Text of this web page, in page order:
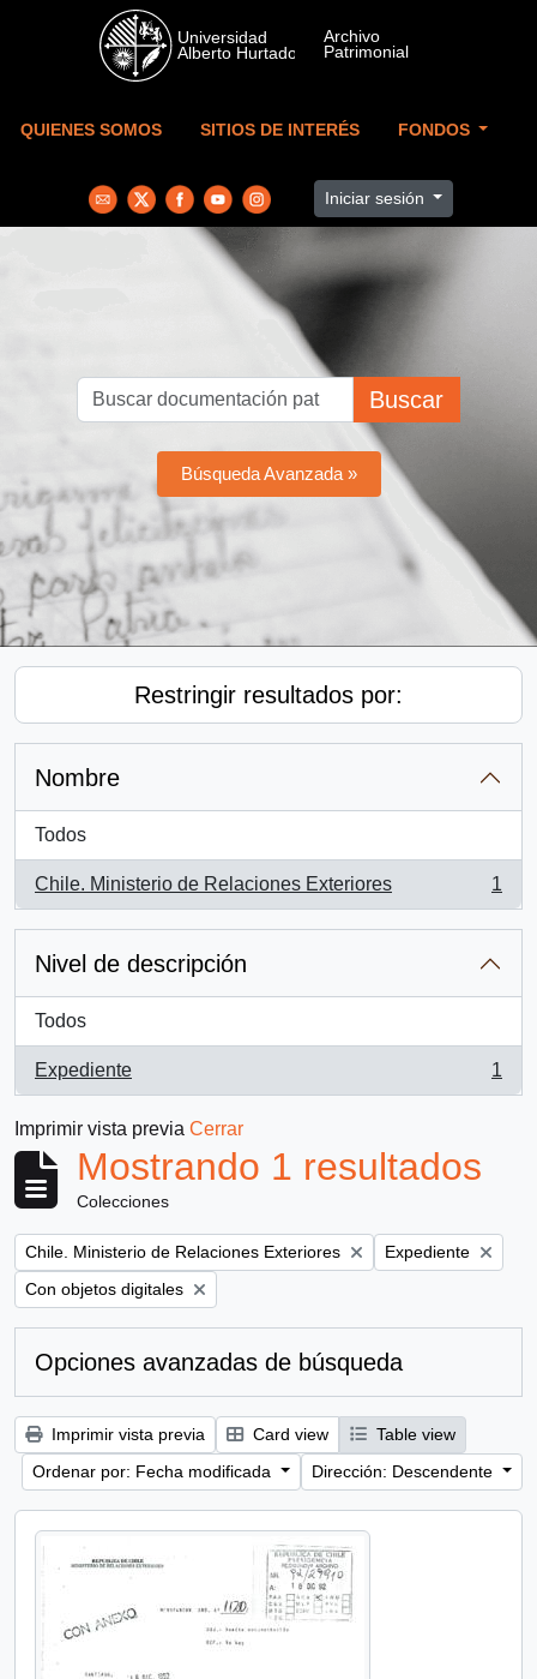
Skip to main content
QUIENES SOMOS SITIOS DE INTERÉS FONDOS
Iniciar sesión
Buscar
Búsqueda Avanzada »
Restringir resultados por:
Nombre
Todos
Chile. Ministerio de Relaciones Exteriores
, 1 resultados
1
Nivel de descripción
Todos
Expediente
, 1 resultados
1
Imprimir vista previa Cerrar
Mostrando 1 resultados
Colecciones
Remove filter:
Chile. Ministerio de Relaciones Exteriores Remove filter:
Expediente
Remove filter:
Con objetos digitales
Opciones avanzadas de búsqueda
Imprimir vista previa Card view
Table view
Ordenar por: Fecha modificada
Dirección: Descendente